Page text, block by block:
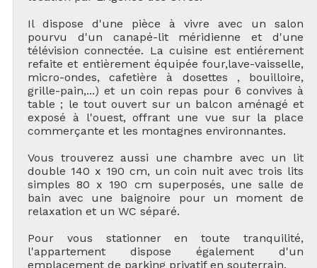
Il dispose d'une pièce à vivre avec un salon
pourvu d'un canapé-lit méridienne et d'une
télévision connectée. La cuisine est entiérement
refaite et entièrement équipée four,lave-vaisselle,
micro-ondes, cafetière à dosettes , bouilloire,
grille-pain,...) et un coin repas pour 6 convives à
table ; le tout ouvert sur un balcon aménagé et
exposé à l'ouest, offrant une vue sur la place
commerçante et les montagnes environnantes.
Vous trouverez aussi une chambre avec un lit
double 140 x 190 cm, un coin nuit avec trois lits
simples 80 x 190 cm superposés, une salle de
bain avec une baignoire pour un moment de
relaxation et un WC séparé.
Pour vous stationner en toute tranquilité,
l'appartement dispose également d'un
emplacement de parking privatif en souterrain.